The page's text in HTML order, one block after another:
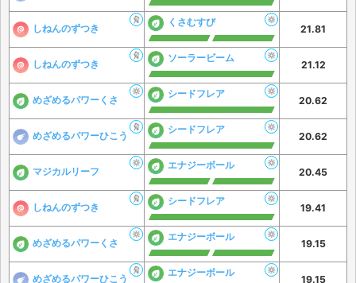
しねんのずつき
くさむすび
21.81
しねんのずつき
ソーラービーム
21.12
めざめるパワーくさ
シードフレア
20.62
めざめるパワーひこう
シードフレア
20.62
マジカルリーフ
エナジーボール
20.45
しねんのずつき
シードフレア
19.41
めざめるパワーくさ
エナジーボール
19.15
めざめるパワーひこう
エナジーボール
19.15